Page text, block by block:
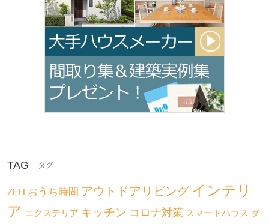
TAG
ZEH おうち時間 アウトドアリビング インテリ
ア エクステリア キッチン コロナ対策 スマートハウス ダ